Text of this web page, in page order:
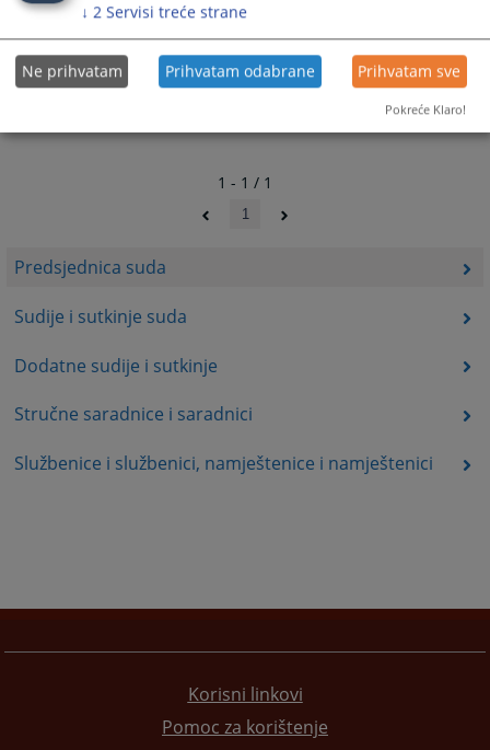
Predsjednica suda
Sudije i sutkinje suda
Dodatne sudije i sutkinje
Stručne saradnice i saradnici
Službenice i službenici, namještenice i namještenici
1 - 1 / 1
1
Korisni linkovi
Pomoc za korištenje
↓ 2 Servisi treće strane
Ne prihvatam Prihvatam odabrane Prihvatam sve
Pokreće Klaro!